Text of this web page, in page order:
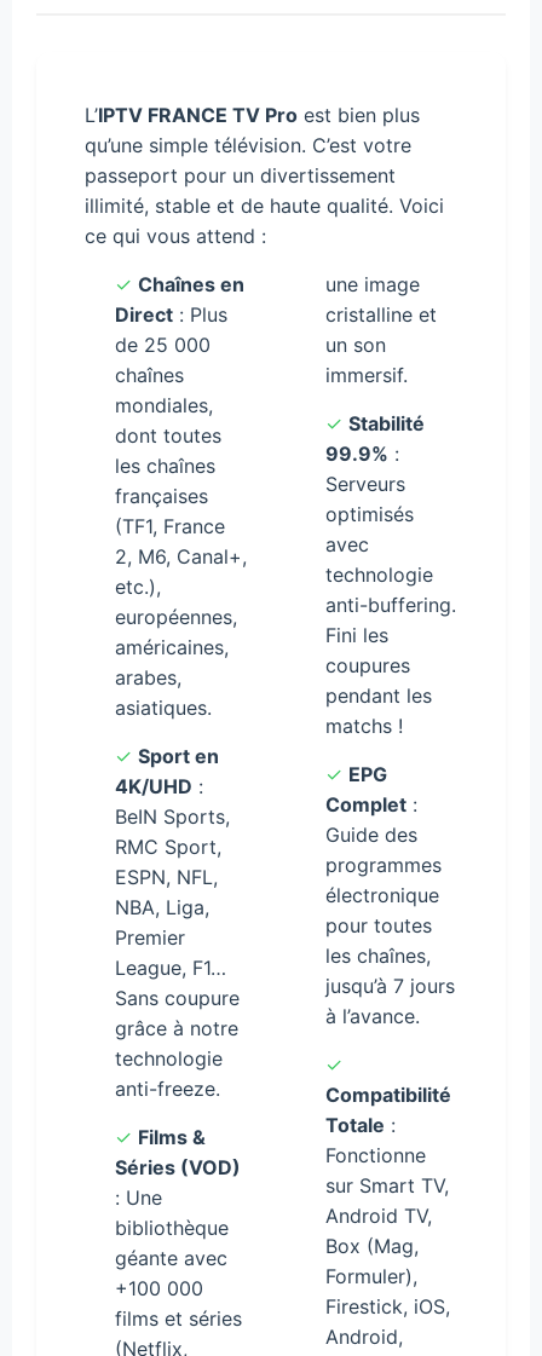
L’IPTV FRANCE TV Pro est bien plus
qu’une simple télévision. C’est votre
passeport pour un divertissement
illimité, stable et de haute qualité. Voici
ce qui vous attend :
✓ Chaînes en
Direct : Plus
de 25 000
chaînes
mondiales,
dont toutes
les chaînes
françaises
(TF1, France
2, M6, Canal+,
etc.),
européennes,
américaines,
arabes,
asiatiques.
✓ Sport en
4K/UHD :
BeIN Sports,
RMC Sport,
ESPN, NFL,
NBA, Liga,
Premier
League, F1…
Sans coupure
grâce à notre
technologie
anti-freeze.
✓ Films &
Séries (VOD)
: Une
bibliothèque
géante avec
+100 000
films et séries
(Netflix,
une image
cristalline et
un son
immersif.
✓ Stabilité
99.9% :
Serveurs
optimisés
avec
technologie
anti-buffering.
Fini les
coupures
pendant les
matchs !
✓ EPG
Complet :
Guide des
programmes
électronique
pour toutes
les chaînes,
jusqu’à 7 jours
à l’avance.
✓
Compatibilité
Totale :
Fonctionne
sur Smart TV,
Android TV,
Box (Mag,
Formuler),
Firestick, iOS,
Android,